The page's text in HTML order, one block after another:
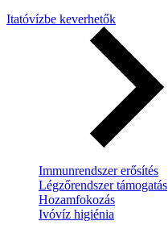
Itatóvízbe keverhetők
Immunrendszer erősítés
Légzőrendszer támogatás
Hozamfokozás
Ivóvíz higiénia